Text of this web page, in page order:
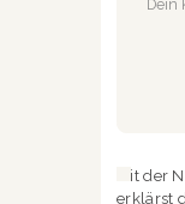
Mit der
erklärst